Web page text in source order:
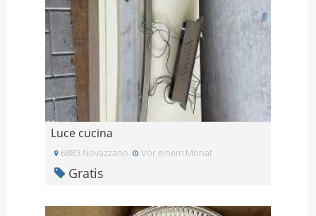
Luce cucina
6883 Novazzano Vor einem Monat
Gratis